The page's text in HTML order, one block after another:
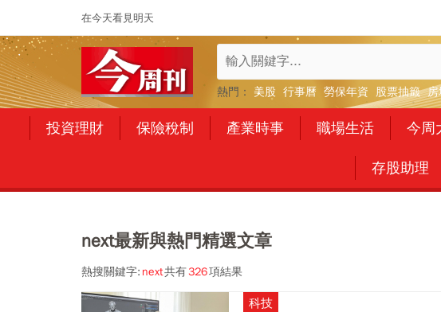
在今天看見明天
熱門： 美股 行事曆 勞保年資 股票抽籤 房
投資理財 保險稅制 產業時事 職場生活 今周
存股助理
next最新與熱門精選文章
熱搜關鍵字: next共有326項結果
科技